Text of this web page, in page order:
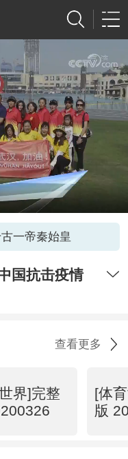
一帝秦始皇
国抗击疫情
查看更多
界]完整
[体
版